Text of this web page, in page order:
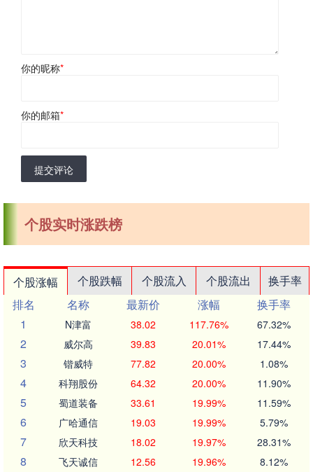
你的昵称*
你的邮箱*
提交评论
个股实时涨跌榜
个股涨幅 个股跌幅 个股流入 个股流出
换手率
排名
名称 最新价 涨幅
换手率
1
N津富 38.02 117.76% 67.32%
2 威尔高 39.83 20.01% 17.44%
3 锴威特 77.82 20.00% 1.08%
4 科翔股份 64.32 20.00% 11.90%
5 蜀道装备 33.61 19.99% 11.59%
6 广哈通信 19.03 19.99% 5.79%
7 欣天科技 18.02 19.97% 28.31%
8 飞天诚信 12.56 19.96% 8.12%